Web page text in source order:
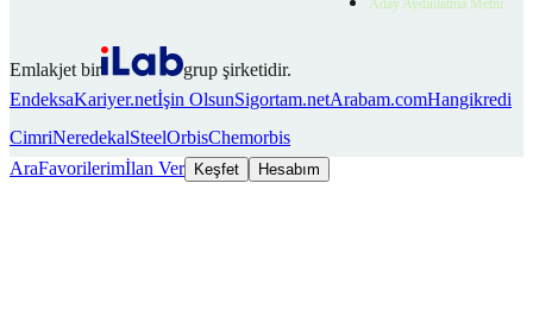
Aday Aydınlatma Metni
Emlakjet bir
grup şirketidir.
EndeksaKariyer.netİşin OlsunSigortam.netArabam.comHangikredi
CimriNeredekalSteelOrbisChemorbis
AraFavorilerimİlan Ver Keşfet Hesabım